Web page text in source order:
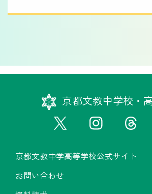
京都文教中学校・
京都文教中学高等学校公式サイト
お問い合わせ